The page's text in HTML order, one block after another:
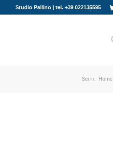
Studio Pallino | tel. +39 022135595
Sei in: Home